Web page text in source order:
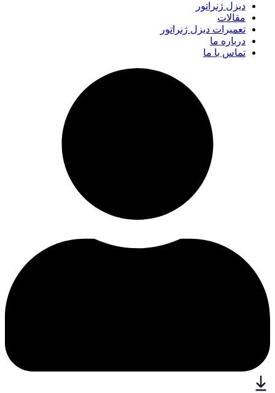
دیزل ژنراتور
مقالات
تعمیرات دیزل ژنراتور
درباره ما
تماس با ما